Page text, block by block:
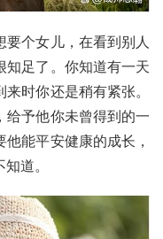
个女儿，在看到别人
知足了。你知道有一天
时你还是稍有紧张。
给予他你未曾得到的一
能平安健康的成长，
道。